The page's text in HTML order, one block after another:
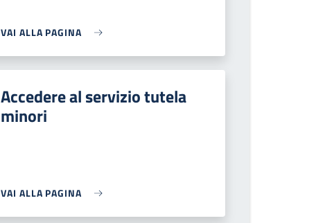
VAI ALLA PAGINA
Accedere al servizio tutela
minori
VAI ALLA PAGINA